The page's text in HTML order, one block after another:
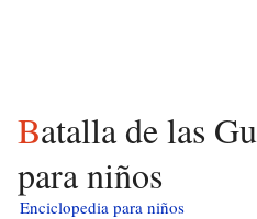
Batalla de las Guásimas (1898)
para niños
Enciclopedia para niños